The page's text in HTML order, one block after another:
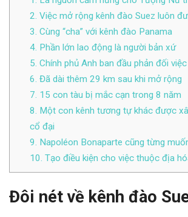
2. Việc mở rộng kênh đào Suez luôn
3. Cùng “cha” với kênh đào Panama
4. Phần lớn lao động là người bản xứ
5. Chính phủ Anh ban đầu phản đối
6. Đã dài thêm 29 km sau khi mở rộng
7. 15 con tàu bị mắc cạn trong 8 năm
8. Một con kênh tương tự khác được
cổ đại
9. Napoléon Bonaparte cũng từng
10. Tạo điều kiện cho việc thuộc địa
Đôi nét về kênh đào